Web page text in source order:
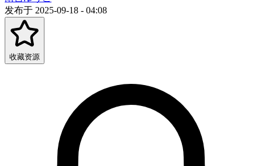
发布于 2025-09-18 - 04:08
收藏资源